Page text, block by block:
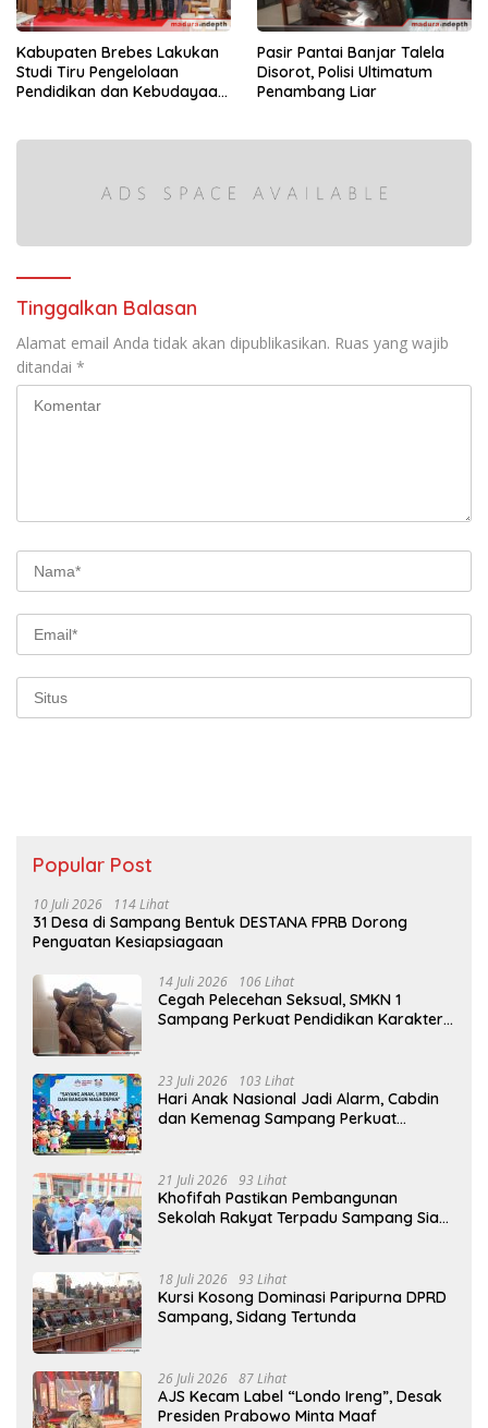
Kabupaten Brebes Lakukan
Studi Tiru Pengelolaan
Pendidikan dan Kebudayaan
Pasir Pantai Banjar Talela
Disorot, Polisi Ultimatum
Penambang Liar
Tinggalkan Balasan
Alamat email Anda tidak akan dipublikasikan. Ruas yang wajib
ditandai *
Popular Post
10 Juli 2026 114 Lihat
31 Desa di Sampang Bentuk DESTANA FPRB Dorong
Penguatan Kesiapsiagaan
14 Juli 2026 106 Lihat
Cegah Pelecehan Seksual, SMKN 1
Sampang Perkuat Pendidikan Karakter
23 Juli 2026 103 Lihat
Hari Anak Nasional Jadi Alarm, Cabdin
dan Kemenag Sampang Perkuat
21 Juli 2026 93 Lihat
Khofifah Pastikan Pembangunan
Sekolah Rakyat Terpadu Sampang Siap
18 Juli 2026 93 Lihat
Kursi Kosong Dominasi Paripurna DPRD
Sampang, Sidang Tertunda
26 Juli 2026 87 Lihat
AJS Kecam Label “Londo Ireng”, Desak
Presiden Prabowo Minta Maaf